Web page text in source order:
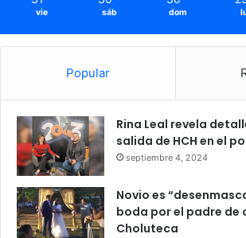
vie sáb dom
Popular
Rina Leal revela
salida de HCH en el
septiembre 4, 2024
Novio es
boda por el padre de
Choluteca